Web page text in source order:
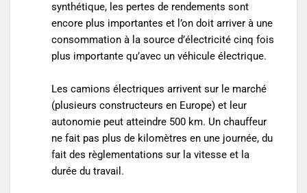
synthétique, les pertes de rendements sont
encore plus importantes et l’on doit arriver à une
consommation à la source d’électricité cinq fois
plus importante qu’avec un véhicule électrique.
Les camions électriques arrivent sur le marché
(plusieurs constructeurs en Europe) et leur
autonomie peut atteindre 500 km. Un chauffeur
ne fait pas plus de kilomètres en une journée, du
fait des règlementations sur la vitesse et la
durée du travail.